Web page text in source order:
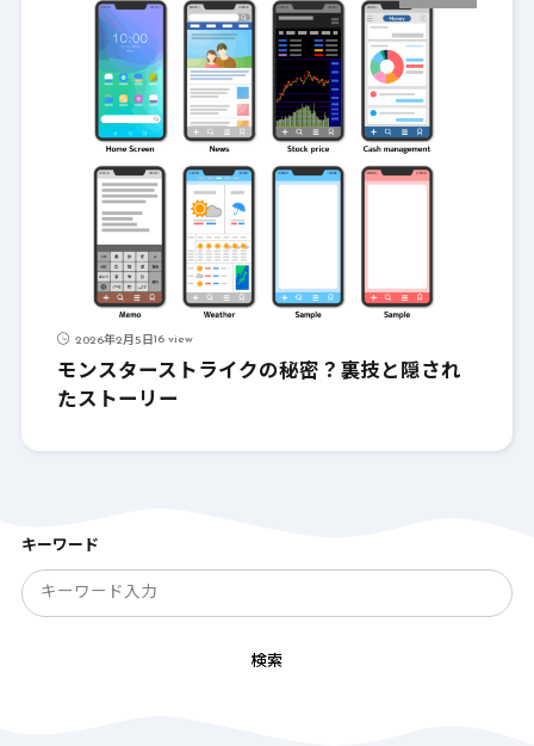
2026年2月5日16 view
モンスターストライクの秘密？裏技と隠され
たストーリー
キーワード
検索